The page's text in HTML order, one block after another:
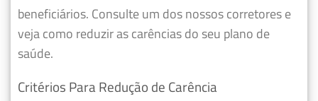
beneficiários. Consulte um dos nossos corretores e
veja como reduzir as carências do seu plano de
saúde.
Critérios Para Redução de Carência